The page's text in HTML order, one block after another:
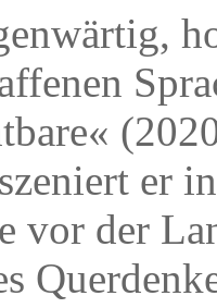
er
vor der